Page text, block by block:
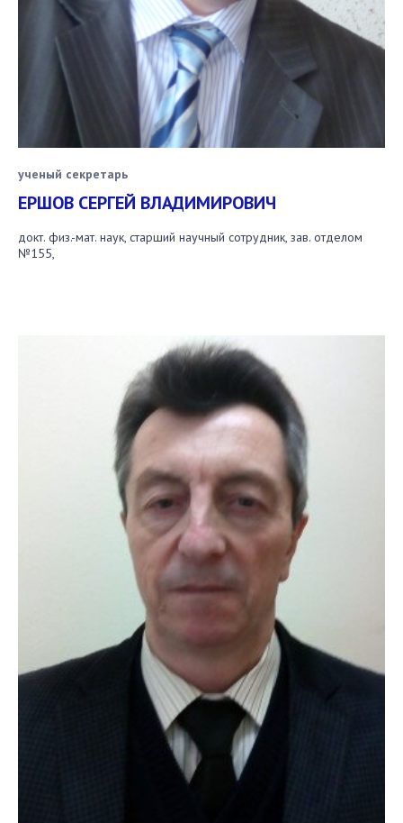
ученый секретарь
ЕРШОВ СЕРГЕЙ ВЛАДИМИРОВИЧ
докт. физ.-мат. наук, старший научный сотрудник, зав. отделом
№155,